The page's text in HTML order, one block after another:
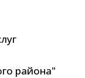
района"